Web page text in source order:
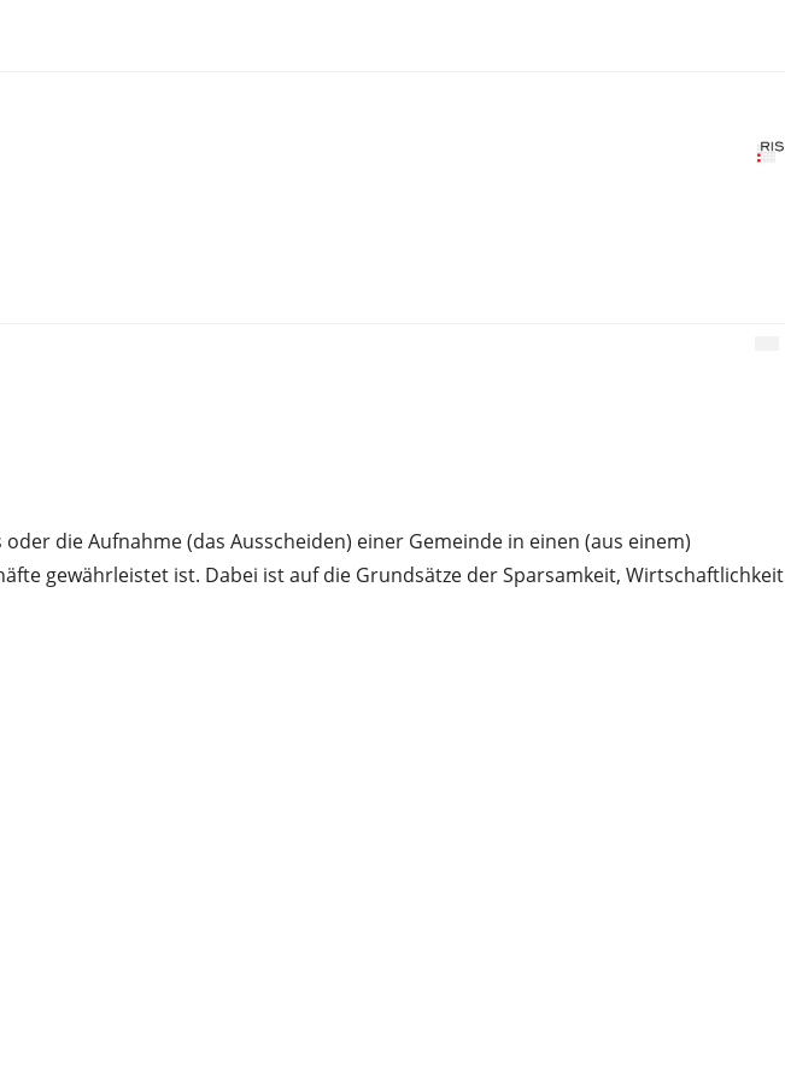
die Aufnahme (das Ausscheiden) einer Gemeinde in einen (aus einem)
gewährleistet ist. Dabei ist auf die Grundsätze der Sparsamkeit, Wirtschaftlichkeit